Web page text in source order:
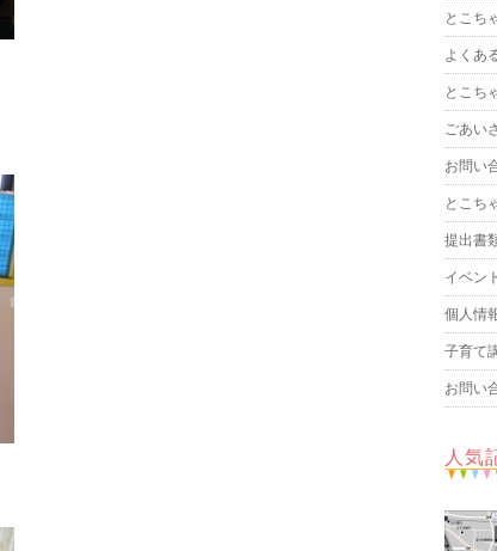
とこち
よくあ
とこち
ごあい
お問い
とこち
提出書
イベン
個人情
子育て
お問い
人気